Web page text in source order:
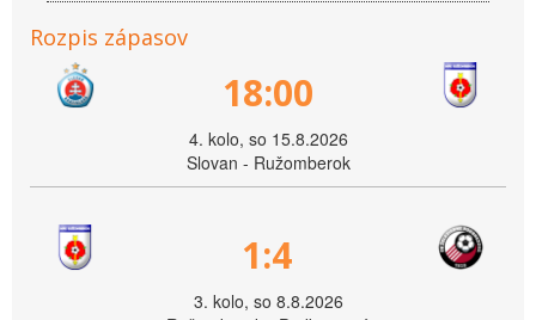
Rozpis zápasov
18:00
4. kolo, so 15.8.2026
Slovan - Ružomberok
1:4
3. kolo, so 8.8.2026